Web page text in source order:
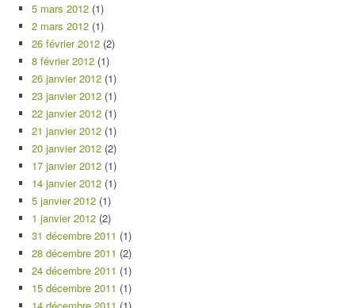
5 mars 2012 (1)
2 mars 2012 (1)
26 février 2012 (2)
8 février 2012 (1)
26 janvier 2012 (1)
23 janvier 2012 (1)
22 janvier 2012 (1)
21 janvier 2012 (1)
20 janvier 2012 (2)
17 janvier 2012 (1)
14 janvier 2012 (1)
5 janvier 2012 (1)
1 janvier 2012 (2)
31 décembre 2011 (1)
28 décembre 2011 (2)
24 décembre 2011 (1)
15 décembre 2011 (1)